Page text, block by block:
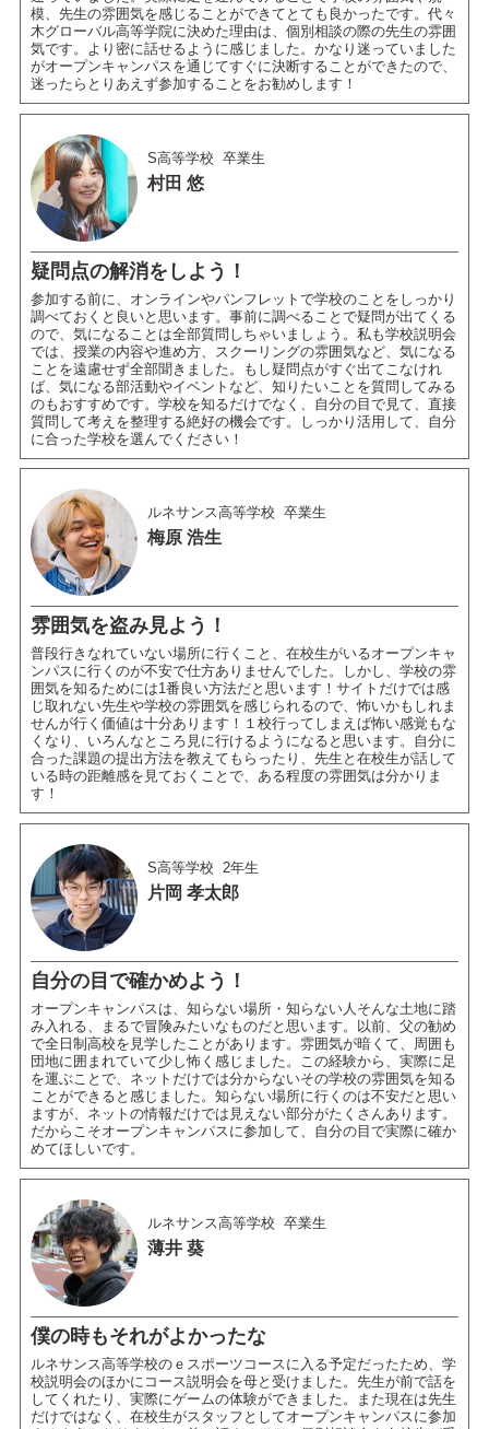
模、先生の雰囲気を感じることができてとても良かったです。代々
木グローバル高等学院に決めた理由は、個別相談の際の先生の雰囲
気です。より密に話せるように感じました。かなり迷っていました
がオープンキャンパスを通じてすぐに決断することができたので、
迷ったらとりあえず参加することをお勧めします！
S高等学校 卒業生
村田 悠
疑問点の解消をしよう！
参加する前に、オンラインやパンフレットで学校のことをしっかり
調べておくと良いと思います。事前に調べることで疑問が出てくる
ので、気になることは全部質問しちゃいましょう。私も学校説明会
では、授業の内容や進め方、スクーリングの雰囲気など、気になる
ことを遠慮せず全部聞きました。もし疑問点がすぐ出てこなけれ
ば、気になる部活動やイベントなど、知りたいことを質問してみる
のもおすすめです。学校を知るだけでなく、自分の目で見て、直接
質問して考えを整理する絶好の機会です。しっかり活用して、自分
に合った学校を選んでください！
ルネサンス高等学校 卒業生
梅原 浩生
雰囲気を盗み見よう！
普段行きなれていない場所に行くこと、在校生がいるオープンキャ
ンパスに行くのが不安で仕方ありませんでした。しかし、学校の雰
囲気を知るためには1番良い方法だと思います！サイトだけでは感
じ取れない先生や学校の雰囲気を感じられるので、怖いかもしれま
せんが行く価値は十分あります！１校行ってしまえば怖い感覚もな
くなり、いろんなところ見に行けるようになると思います。自分に
合った課題の提出方法を教えてもらったり、先生と在校生が話して
いる時の距離感を見ておくことで、ある程度の雰囲気は分かりま
す！
S高等学校 2年生
片岡 孝太郎
自分の目で確かめよう！
オープンキャンパスは、知らない場所・知らない人そんな土地に踏
み入れる、まるで冒険みたいなものだと思います。以前、父の勧め
で全日制高校を見学したことがあります。雰囲気が暗くて、周囲も
団地に囲まれていて少し怖く感じました。この経験から、実際に足
を運ぶことで、ネットだけでは分からないその学校の雰囲気を知る
ことができると感じました。知らない場所に行くのは不安だと思い
ますが、ネットの情報だけでは見えない部分がたくさんあります。
だからこそオープンキャンパスに参加して、自分の目で実際に確か
めてほしいです。
ルネサンス高等学校 卒業生
薄井 葵
僕の時もそれがよかったな
ルネサンス高等学校のｅスポーツコースに入る予定だったため、学
校説明会のほかにコース説明会を母と受けました。先生が前で話を
してくれたり、実際にゲームの体験ができました。また現在は先生
だけではなく、在校生がスタッフとしてオープンキャンパスに参加